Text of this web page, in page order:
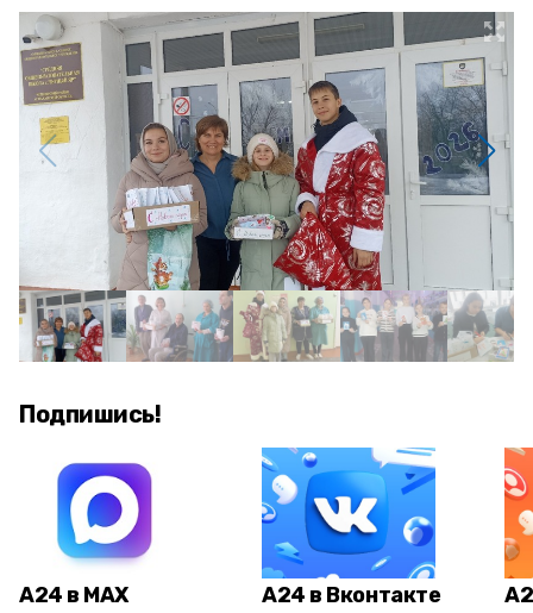
Подпишись!
А24 в MAX А24 в Вконтакте